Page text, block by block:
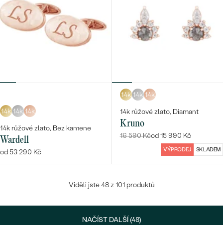
14k 14k 14k
14k růžové zlato, Bez kamene
Wardell
od 53 290 Kč
14k 14k 14k
14k růžové zlato, Diamant
Kruno
16 590 Kčod 15 990 Kč
VÝPRODEJ SKLADEM
Viděli jste 48 z 101 produktů
NAČÍST DALŠÍ (48)